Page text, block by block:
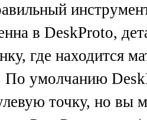
в DeskProto,
где находится
По умолчанию
точку, но вы